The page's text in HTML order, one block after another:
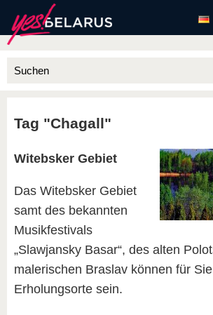
Tag "Chagall"
Witebsker Gebiet
Das Witebsker Gebiet
samt des bekannten
Musikfestivals
„Slawjansky Basar“, des alten
malerischen Braslav können für
Erholungsorte sein.